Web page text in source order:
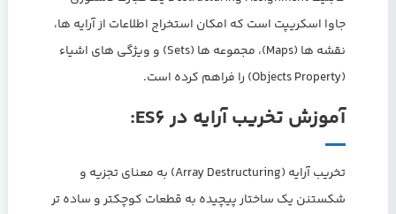
جاوا اسکریپت است که امکان استخراج اطلاعات از آرایه ها،
نقشه ها (Maps)، مجموعه ها (Sets) و ویژگی های اشیاء
(Objects Property) را فراهم کرده است.
آموزش تخریب آرایه در ES6:
تخریب آرایه (Array Destructuring) به معنای تجزیه و
شکستنن یک ساختار پیچیده به قطعات کوچکتر و ساده تر